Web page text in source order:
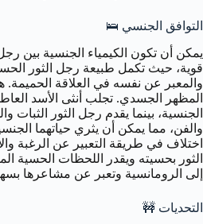
التوافق الجنسي 🛌
يمكن أن تكون الكيمياء الجنسية بين
قوية، حيث تكمل طبيعة رجل الثور
والمعبر عن نفسه في العلاقة
المظهر الجسدي. تجلب أنثى الأسد
الجنسية، بينما يقدم رجل الثور الثبات
والفن، مما يمكن أن يثري حياتهما
اختلاف في طريقة التعبير عن الرغبة
الثور بحسيته ويقدر اللحظات الحسية
إلى الرومانسية وتعبر عن مشاعرها
التحديات 🚧